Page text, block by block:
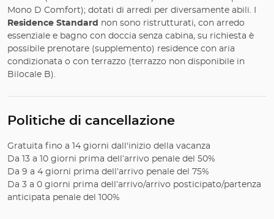
Mono D Comfort); dotati di arredi per diversamente abili. I
Residence Standard non sono ristrutturati, con arredo
essenziale e bagno con doccia senza cabina, su richiesta è
possibile prenotare (supplemento) residence con aria
condizionata o con terrazzo (terrazzo non disponibile in
Bilocale B).
Politiche di cancellazione
Gratuita fino a 14 giorni dall'inizio della vacanza
Da 13 a 10 giorni prima dell’arrivo penale del 50%
Da 9 a 4 giorni prima dell’arrivo penale del 75%
Da 3 a 0 giorni prima dell’arrivo/arrivo posticipato/partenza
anticipata penale del 100%